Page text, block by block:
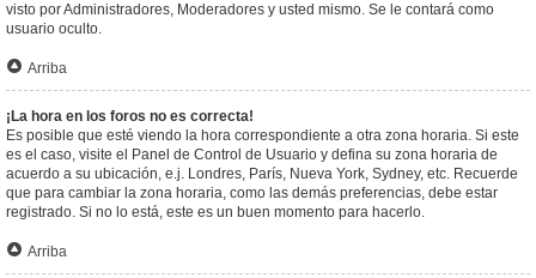
visto por Administradores, Moderadores y usted mismo. Se le contará como
usuario oculto.
Arriba
¡La hora en los foros no es correcta!
Es posible que esté viendo la hora correspondiente a otra zona horaria. Si este
es el caso, visite el Panel de Control de Usuario y defina su zona horaria de
acuerdo a su ubicación, e.j. Londres, París, Nueva York, Sydney, etc. Recuerde
que para cambiar la zona horaria, como las demás preferencias, debe estar
registrado. Si no lo está, este es un buen momento para hacerlo.
Arriba